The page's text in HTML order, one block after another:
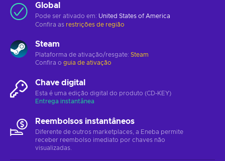
Global
Pode ser ativado em: United States of America
Confira as restrições de região
Steam
Plataforma de ativação/resgate: Steam
Confira o guia de ativação
Chave digital
Esta é uma edição digital do produto (CD-KEY)
Entrega instantânea
Reembolsos instantâneos
Diferente de outros marketplaces, a Eneba permite
receber reembolso imediato por chaves não
visualizadas.